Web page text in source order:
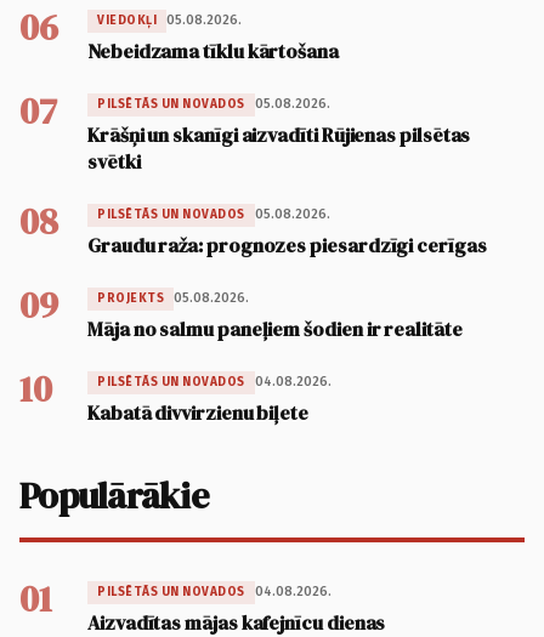
06 VIEDOKĻI 05.08.2026.
Nebeidzama tīklu kārtošana
07 PILSĒTĀS UN NOVADOS 05.08.2026.
Krāšņi un skanīgi aizvadīti Rūjienas pilsētas
svētki
08 PILSĒTĀS UN NOVADOS 05.08.2026.
Graudu raža: prognozes piesardzīgi cerīgas
09 PROJEKTS 05.08.2026.
Māja no salmu paneļiem šodien ir realitāte
10 PILSĒTĀS UN NOVADOS 04.08.2026.
Kabatā divvirzienu biļete
Populārākie
01 PILSĒTĀS UN NOVADOS 04.08.2026.
Aizvadītas mājas kafejnīcu dienas